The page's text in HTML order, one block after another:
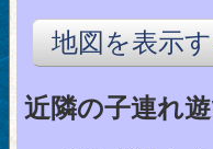
地図を表示
近隣の子連れ